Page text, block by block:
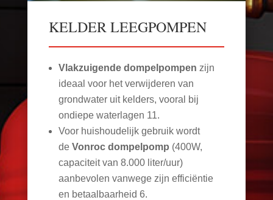
KELDER LEEGPOMPEN
Vlakzuigende dompelpompen zijn
ideaal voor het verwijderen van
grondwater uit kelders, vooral bij
ondiepe waterlagen 11.
Voor huishoudelijk gebruik wordt
de Vonroc dompelpomp (400W,
capaciteit van 8.000 liter/uur)
aanbevolen vanwege zijn efficiëntie
en betaalbaarheid 6.